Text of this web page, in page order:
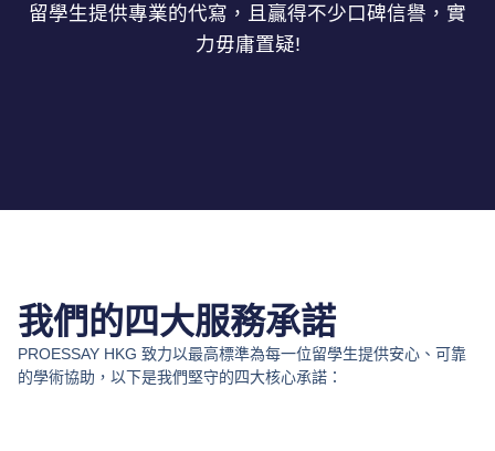
留學生提供專業的代寫，且贏得不少口碑信譽，實
力毋庸置疑!
我們的四大服務承諾
PROESSAY HKG 致力以最高標準為每一位留學生提供安心、可靠
的學術協助，以下是我們堅守的四大核心承諾：